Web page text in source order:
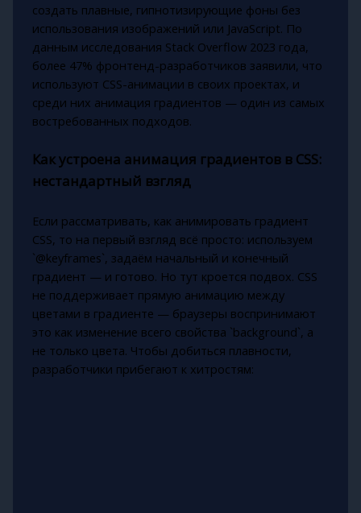
создать плавные, гипнотизирующие фоны без
использования изображений или JavaScript. По
данным исследования Stack Overflow 2023 года,
более 47% фронтенд-разработчиков заявили, что
используют CSS-анимации в своих проектах, и
среди них анимация градиентов — один из самых
востребованных подходов.
Как устроена анимация градиентов в CSS:
нестандартный взгляд
Если рассматривать, как анимировать градиент
CSS, то на первый взгляд всё просто: используем
`@keyframes`, задаём начальный и конечный
градиент — и готово. Но тут кроется подвох. CSS
не поддерживает прямую анимацию между
цветами в градиенте — браузеры воспринимают
это как изменение всего свойства `background`, а
не только цвета. Чтобы добиться плавности,
разработчики прибегают к хитростям: